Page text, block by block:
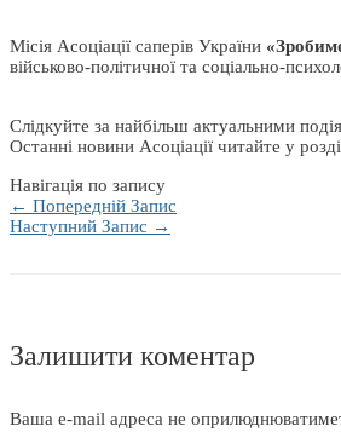
Місія Асоціації саперів України
військово-політичної та соціально-
Слідкуйте за найбільш актуальними
Останні новини Асоціації читайте у
Навігація по запису
← Попередній Запис
Наступний Запис →
Залишити коментар
Ваша e-mail адреса не